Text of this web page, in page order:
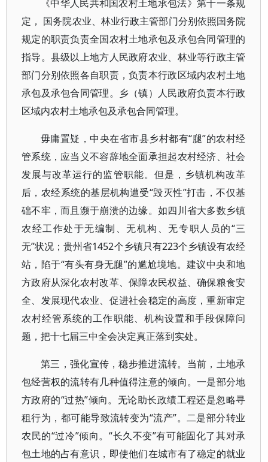
《中华人民共和国农村土地承包法》第十一条规
定， 国务院农业、林业行政主管部门分别依照国务院
规定的职责负责全国农村土地承包及承包合同管理的
指导。县级以上地方人民政府农业、林业等行政主管
部门分别依照各自职责，负责本行政区域内农村土地
承包及承包合同管理。乡（镇）人民政府负责本行政
区域内农村土地承包及承包合同管理。
毋庸置疑，中央在省市县乡村都有“腿”的农村经
管系统，应当义不容辞地全面承担起农村经济、社会
发展与改革运行的监管职能。但是，乡镇机构改革
后，农经系统的基层机构遭受“毁灭性”打击，不仅基
础不牢，而且濒于崩溃的边缘。如四川省大多数乡镇
农经工作处于无编制、无机构、无专职人员的“三
无”状况；贵州省1452个乡镇只有223个乡镇设有农经
站，陷于“有头有身无腿”的尴尬境地。建议中央和地
方政府从深化农村改革、保障农民权益、确保粮食安
全、发展现代农业、促进社会稳定的高度，重新审定
农村经管系统的工作职能、机构设置和手段保障问
题，把十七届三中全会决定真正落到实处。
第三，强化宣传，稳步推进流转。当前，土地承
包经营权的流转有几种值得注意的倾向。一是部分地
方政府的“过热”倾向。无论助长政绩工程还是忽略寻
租行为，都可能导致流转变为“流产”。二是部分转业
农民的“过冷”倾向。“长久不变”有可能固化了其对承
包土地的占有意识，即使他们在城市有了稳定的就业